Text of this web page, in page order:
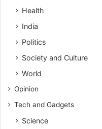
Health
India
Politics
Society and Culture
World
Opinion
Tech and Gadgets
Science